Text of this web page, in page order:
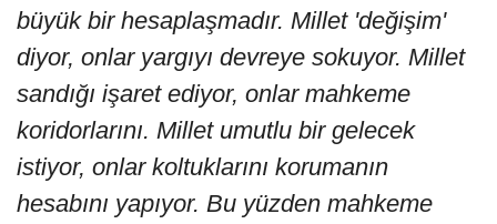
büyük bir hesaplaşmadır. Millet 'değişim'
diyor, onlar yargıyı devreye sokuyor. Millet
sandığı işaret ediyor, onlar mahkeme
koridorlarını. Millet umutlu bir gelecek
istiyor, onlar koltuklarını korumanın
hesabını yapıyor. Bu yüzden mahkeme